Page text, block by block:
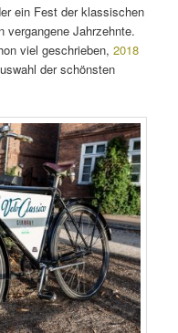
ein Fest der klassischen
vergangene Jahrzehnte.
viel geschrieben,2018
der schönsten